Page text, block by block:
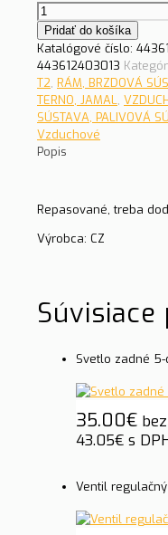
množstvo
Regulátor
záťažový
13
T-
815
Pridať do košíka
Katalógové číslo:
443612403013
T2, RÁM, BRZDOVÁ
TERNO, JAMAL,
SÚSTAVA, PALIVOVÁ
Vzduchové
Popis
Repasované, treba
Výrobca: CZ
Svetlo zadné
35.00€
43.05€s
Ventil